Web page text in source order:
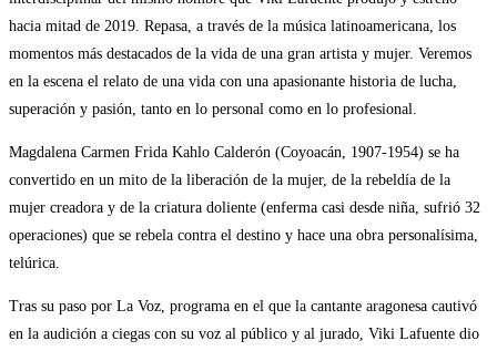
hacia mitad de 2019. Repasa, a través de la música latinoamericana, los
momentos más destacados de la vida de una gran artista y mujer. Veremos
en la escena el relato de una vida con una apasionante historia de lucha,
superación y pasión, tanto en lo personal como en lo profesional.
Magdalena Carmen Frida Kahlo Calderón (Coyoacán, 1907-1954) se ha
convertido en un mito de la liberación de la mujer, de la rebeldía de la
mujer creadora y de la criatura doliente (enferma casi desde niña, sufrió 32
operaciones) que se rebela contra el destino y hace una obra personalísima,
telúrica.
Tras su paso por La Voz, programa en el que la cantante aragonesa cautivó
en la audición a ciegas con su voz al público y al jurado, Viki Lafuente dio